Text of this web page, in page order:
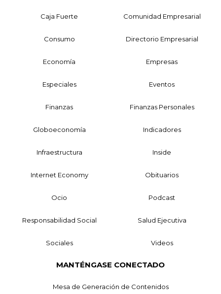
Caja Fuerte Comunidad Empresarial
Consumo Directorio Empresarial
Economía Empresas
Especiales Eventos
Finanzas Finanzas Personales
Globoeconomía Indicadores
Infraestructura Inside
Internet Economy Obituarios
Ocio Podcast
Responsabilidad Social Salud Ejecutiva
Sociales Videos
MANTÉNGASE CONECTADO
Mesa de Generación de Contenidos